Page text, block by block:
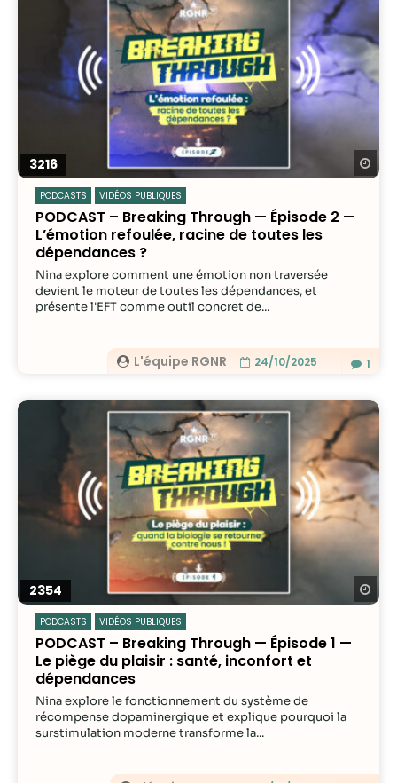
3216
PODCASTS VIDÉOS PUBLIQUES
PODCAST – Breaking Through — Épisode 2 —
L’émotion refoulée, racine de toutes les
dépendances ?
L'équipe RGNR 24/10/2025
Nina explore comment une émotion non traversée
devient le moteur de toutes les dépendances, et
présente l'EFT comme outil concret de...
1
2354
PODCASTS VIDÉOS PUBLIQUES
PODCAST – Breaking Through — Épisode 1 —
Le piège du plaisir : santé, inconfort et
dépendances
Nina explore le fonctionnement du système de
récompense dopaminergique et explique pourquoi la
surstimulation moderne transforme la...